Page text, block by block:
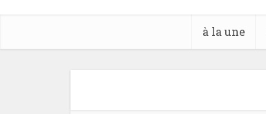
à la une